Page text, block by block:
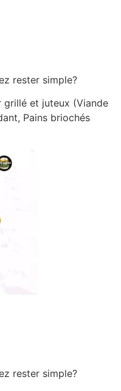
rester simple?
grillé et juteux (Viande
Pains briochés
rester simple?